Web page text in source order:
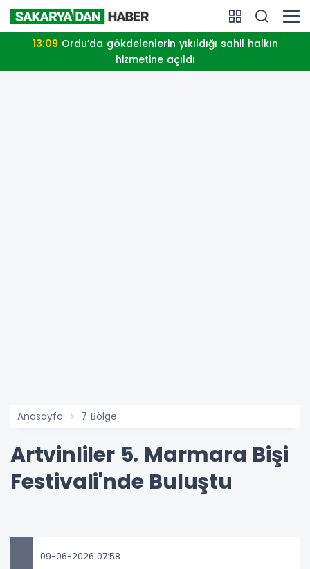
13:09
hizmetine açıldı
Anasayfa 7 Bölge
Artvinliler 5. Marmara Bişi
Festivali'nde Buluştu
09-06-2026 07:58